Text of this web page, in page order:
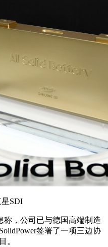
星SDI
称，公司已与德国高端制造
签署了一项三边协
。